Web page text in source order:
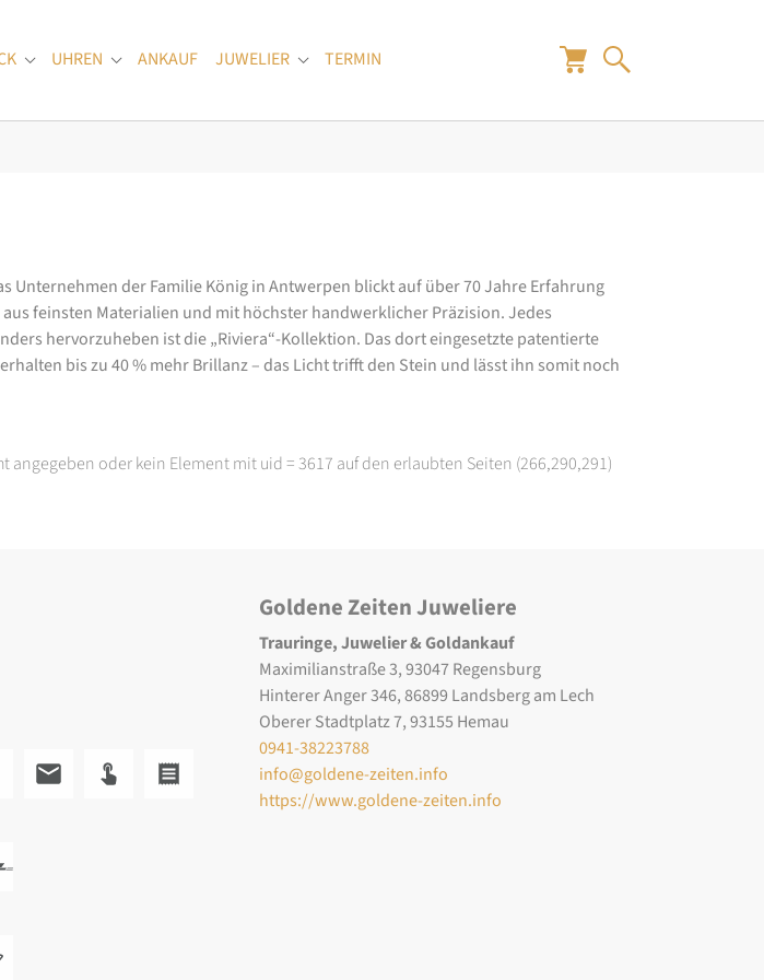
"Trauringe"
Submenu for "Schmuck"
UHREN Submenu for "Uhren"
ANKAUF JUWELIER Submenu for "Juwelier"
TERMIN
Unternehmen der Familie König in Antwerpen blickt auf über 70 Jahre Erfahrung
feinsten Materialien und mit höchster handwerklicher Präzision. Jedes
hervorzuheben ist die „Riviera“-Kollektion. Das dort eingesetzte patentierte
bis zu 40 % mehr Brillanz – das Licht trifft den Stein und lässt ihn somit noch
oder kein Element mit uid = 3617 auf den erlaubten Seiten (266,290,291)
Goldene Zeiten Juweliere
Trauringe, Juwelier & Goldankauf
Maximilianstraße 3, 93047 Regensburg
Hinterer Anger 346, 86899 Landsberg am Lech
Oberer Stadtplatz 7, 93155 Hemau
0941-38223788
info@goldene-zeiten.info
https://www.goldene-zeiten.info